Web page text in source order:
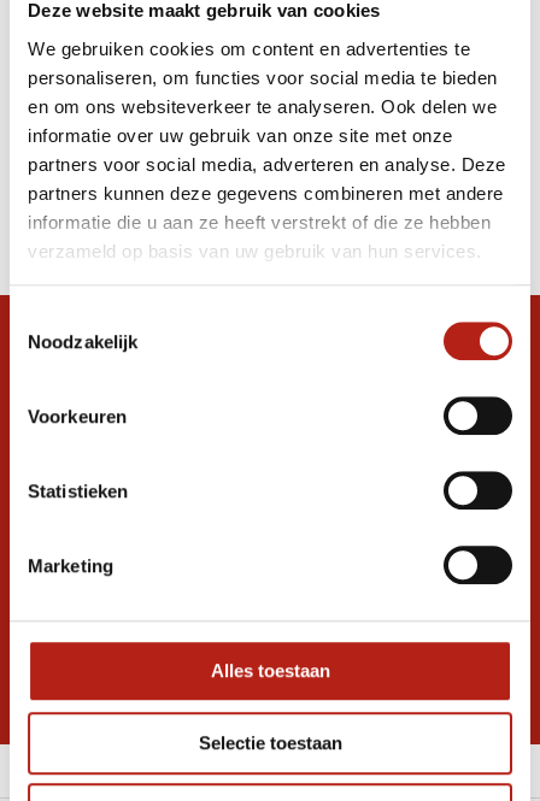
Deze website maakt gebruik van cookies
We gebruiken cookies om content en advertenties te
personaliseren, om functies voor social media te bieden
en om ons websiteverkeer te analyseren. Ook delen we
informatie over uw gebruik van onze site met onze
partners voor social media, adverteren en analyse. Deze
partners kunnen deze gegevens combineren met andere
informatie die u aan ze heeft verstrekt of die ze hebben
verzameld op basis van uw gebruik van hun services.
Noodzakelijk
Voorkeuren
Statistieken
Marketing
Alles toestaan
Selectie toestaan
Apply filters
Producten getagd met
houten oefenwapens
Producten
Filter
Sorteren op
Snel antwoord op je vraag?
graag verder. 24/7
Ontvang de nieuwste aanbiedingen en
Inschrijven voor
* Lees hier de wettelijke beperkingen
Meer informatie